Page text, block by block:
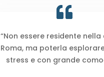
“Non essere residente
Roma, ma poterla
stress e con grande